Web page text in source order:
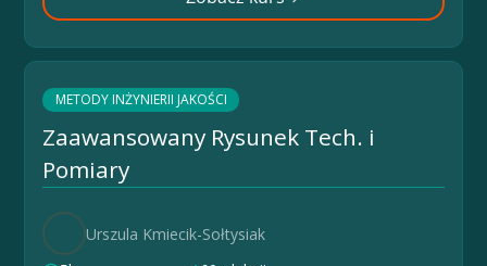
METODY INŻYNIERII JAKOŚCI
Zaawansowany Rysunek Tech. i
Pomiary
Urszula Kmiecik-Sołtysiak